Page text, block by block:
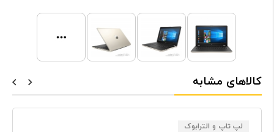
کالاهای مشابه
لپ تاپ و الترابوک